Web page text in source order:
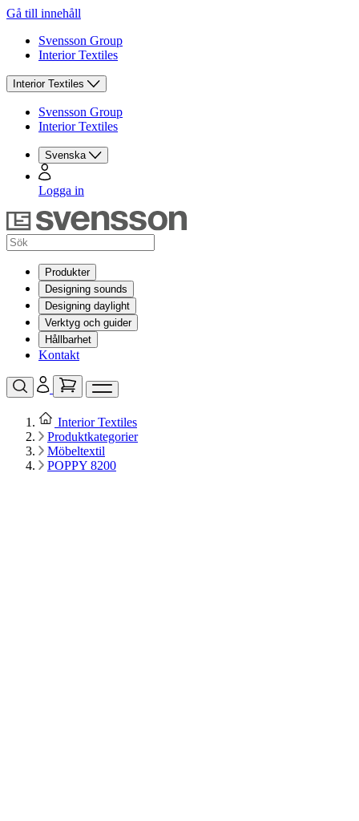
Gå till innehåll
Svensson Group
Interior Textiles
Interior Textiles
Svensson Group
Interior Textiles
Svenska
Logga in
Produkter
Designing sounds
Designing daylight
Verktyg och guider
Hållbarhet
Kontakt
Interior Textiles
Produktkategorier
Möbeltextil
POPPY 8200